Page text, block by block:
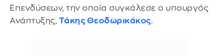
Επενδύσεων, την οποία συγκάλεσε ο υπουργός
Ανάπτυξης, Τάκης Θεοδωρικάκος.